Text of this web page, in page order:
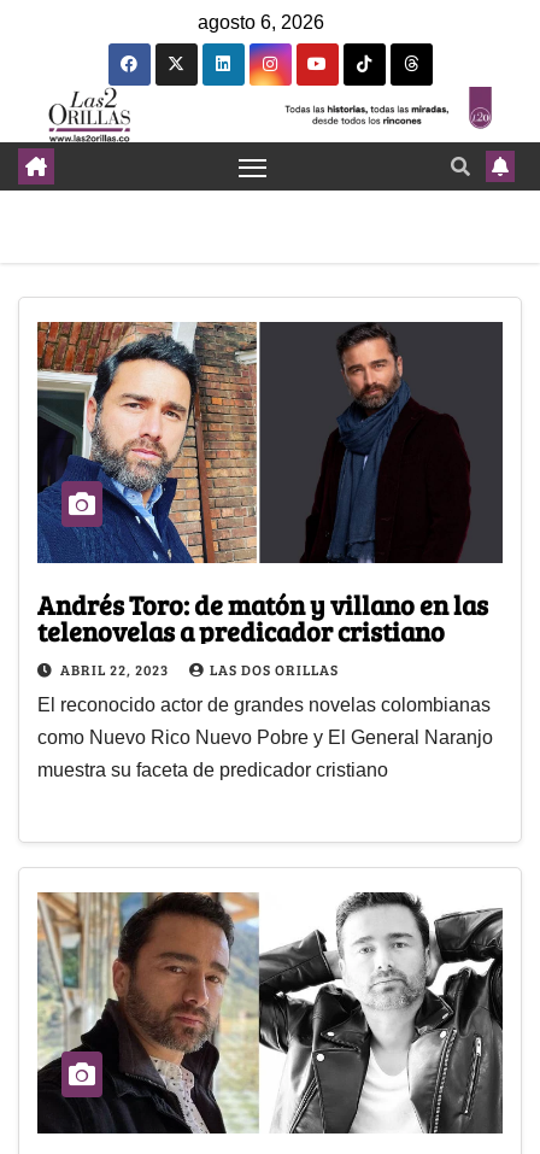
agosto 6, 2026
Andrés Toro: de matón y villano en las
telenovelas a predicador cristiano
ABRIL 22, 2023 LAS DOS ORILLAS
El reconocido actor de grandes novelas colombianas
como Nuevo Rico Nuevo Pobre y El General Naranjo
muestra su faceta de predicador cristiano